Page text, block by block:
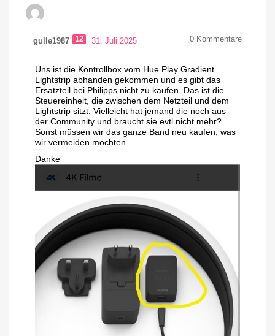
gulle1987 12 31. Juli 2025 0 Kommentare
Uns ist die Kontrollbox vom Hue Play Gradient
Lightstrip abhanden gekommen und es gibt das
Ersatzteil bei Philipps nicht zu kaufen. Das ist die
Steuereinheit, die zwischen dem Netzteil und dem
Lightstrip sitzt. Vielleicht hat jemand die noch aus
der Community und braucht sie evtl nicht mehr?
Sonst müssen wir das ganze Band neu kaufen, was
wir vermeiden möchten.
Danke